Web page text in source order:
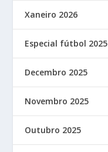
Xaneiro 2026
Especial fútbol 2025
Decembro 2025
Novembro 2025
Outubro 2025